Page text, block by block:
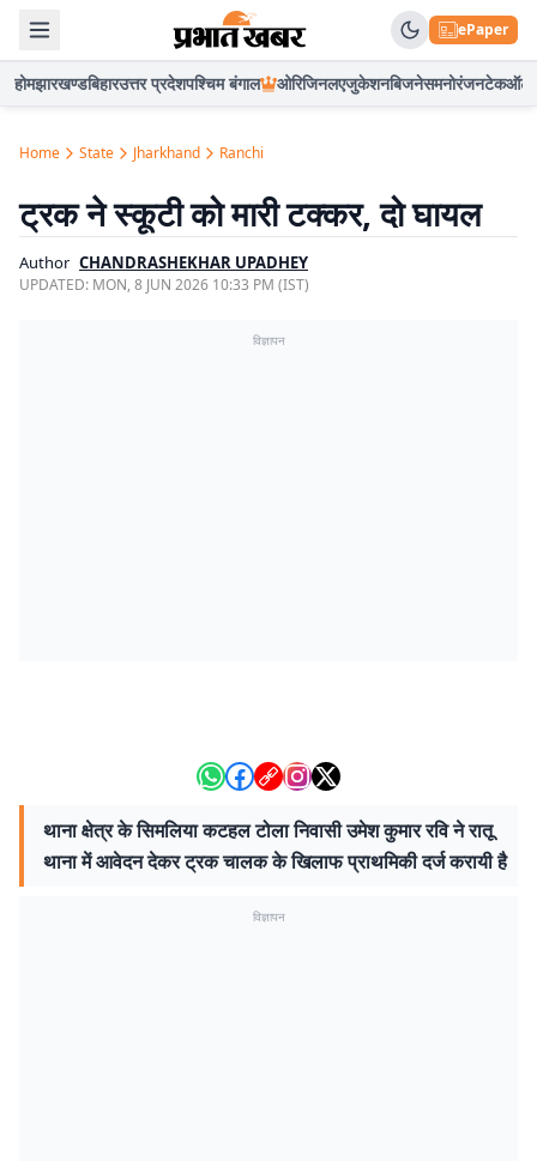
ePaper
होमझारखण्डबिहारउत्तर प्रदेशपश्चिम बंगाल ओरिजिनलएजुकेशनबिजनेसमनोरंजनटेकऑटो
Home State Jharkhand Ranchi
ट्रक ने स्कूटी को मारी टक्कर, दो घायल
Author CHANDRASHEKHAR UPADHEY
UPDATED: MON, 8 JUN 2026 10:33 PM (IST)
विज्ञापन
थाना क्षेत्र के सिमलिया कटहल टोला निवासी उमेश कुमार रवि ने रातू
थाना में आवेदन देकर ट्रक चालक के खिलाफ प्राथमिकी दर्ज करायी है
विज्ञापन